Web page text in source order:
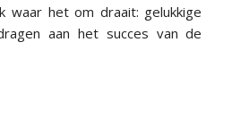
waar het om draait: gelukkige
aan het succes van de